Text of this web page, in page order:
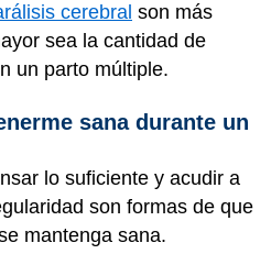
cerebral son más
sea la cantidad de
un parto múltiple.
sana durante un
lo suficiente y acudir a
son formas de que
mantenga sana.